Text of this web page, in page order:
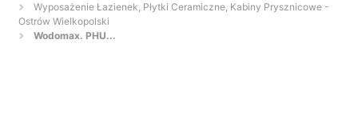
Wyposażenie Łazienek, Płytki Ceramiczne, Kabiny Prysznicowe -
Ostrów Wielkopolski
Wodomax. PHU...